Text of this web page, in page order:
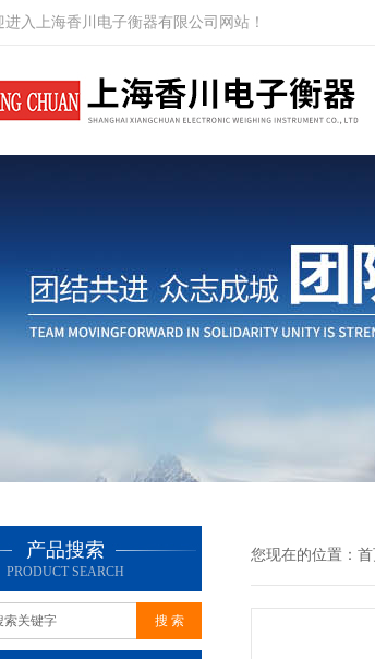
入上海香川电子衡器有限公司网站！
产品搜索
PRODUCT SEARCH
您现在的位置： 首